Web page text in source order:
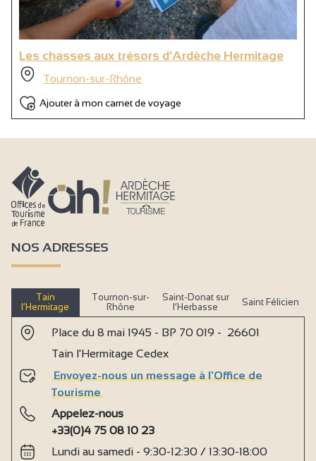
Les chasses aux trésors d'Ardèche Hermitage
Tournon-sur-Rhône
Ajouter à mon carnet de voyage
NOS ADRESSES
Tain
l’Hermitage
Tournon-sur-
Rhône
Saint-Donat sur
l’Herbasse
Saint Félicien
Place du 8 mai 1945 - BP 70 019 - 26601
Tain l'Hermitage Cedex
Envoyez-nous un message à l'Office de
Tourisme
Appelez-nous
+33(0)4 75 08 10 23
Lundi au samedi - 9:30-12:30 / 13:30-18:00